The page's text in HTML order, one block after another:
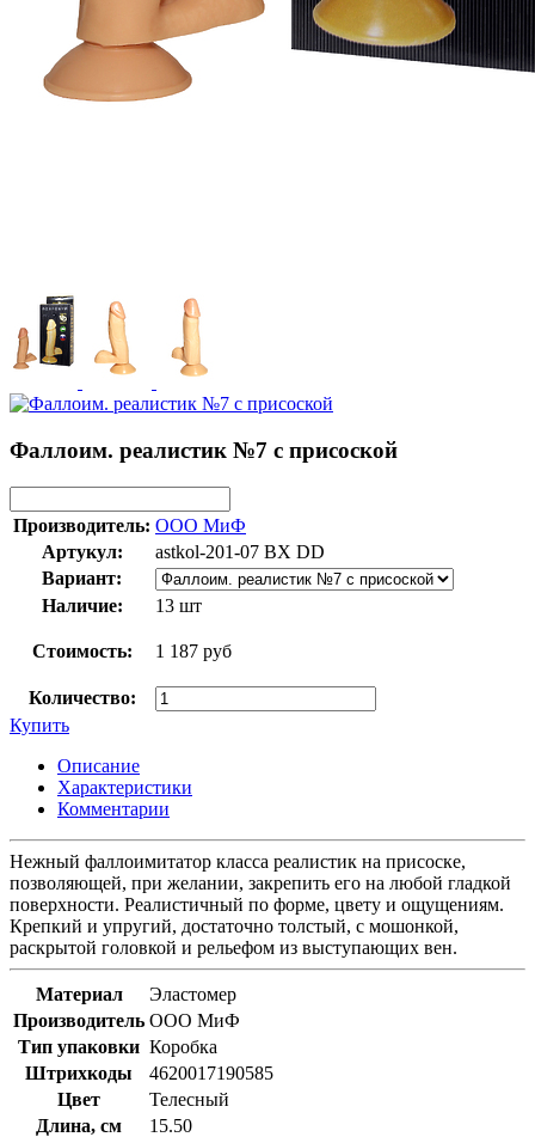
Фаллоим. реалистик №7 с присоской
Производитель: ООО МиФ
Артукул:
astkol-201-07 BX DD
Вариант:
Наличие:
13 шт
Стоимость: 1 187 руб
Количество:
Купить
Описание
Характеристики
Комментарии
Нежный фаллоимитатор класса реалистик на присоске,
позволяющей, при желании, закрепить его на любой гладкой
поверхности. Реалистичный по форме, цвету и ощущениям.
Крепкий и упругий, достаточно толстый, с мошонкой,
раскрытой головкой и рельефом из выступающих вен.
Материал
Эластомер
Производитель ООО МиФ
Тип упаковки Коробка
Штрихкоды
4620017190585
Цвет
Телесный
Длина, см
15.50